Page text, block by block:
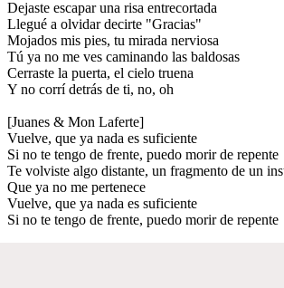
Dejaste escapar una risa entrecortada
Llegué a olvidar decirte "Gracias"
Mojados mis pies, tu mirada nerviosa
Tú ya no me ves caminando las baldosas
Cerraste la puerta, el cielo truena
Y no corrí detrás de ti, no, oh
[Juanes & Mon Laferte]
Vuelve, que ya nada es suficiente
Si no te tengo de frente, puedo morir de repente
Te volviste algo distante, un fragmento de un
Que ya no me pertenece
Vuelve, que ya nada es suficiente
Si no te tengo de frente, puedo morir de repente